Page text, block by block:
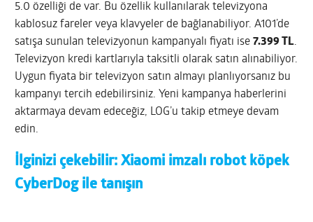
5.0 özelliği de var. Bu özellik kullanılarak televizyona
kablosuz fareler veya klavyeler de bağlanabiliyor. A101’de
satışa sunulan televizyonun kampanyalı fiyatı ise7.399 TL.
Televizyon kredi kartlarıyla taksitli olarak satın alınabiliyor.
Uygun fiyata bir televizyon satın almayı planlıyorsanız bu
kampanyı tercih edebilirsiniz. Yeni kampanya haberlerini
aktarmaya devam edeceğiz, LOG’u takip etmeye devam
edin.
İlginizi çekebilir:Xiaomi imzalı robot köpek
CyberDog ile tanışın